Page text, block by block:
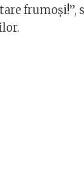
frumoși!”,